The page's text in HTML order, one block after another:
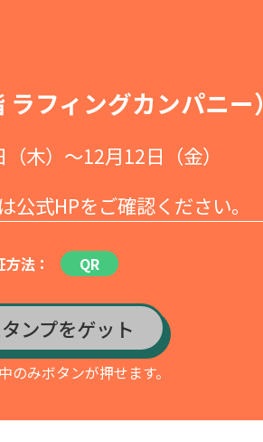
フィングカンパニー）
木）～12月12日（金）
式HPをご確認ください。
法： QR
ンプをゲット
のみボタンが押せます。